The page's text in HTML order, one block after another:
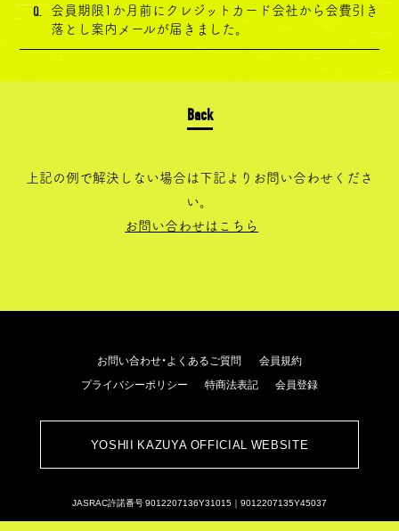
Q.
会員期限1か月前にクレジットカード会社から会費引き
落とし案内メールが届きました。
上記の例で解決しない場合は下記よりお問い合わせくださ
い。
お問い合わせはこちら
お問い合わせ・よくあるご質問
会員規約
プライバシーポリシー
特商法表記 会員登録
YOSHII KAZUYA OFFICIAL WEBSITE
JASRAC許諾番号 9012207136Y31015｜9012207135Y45037